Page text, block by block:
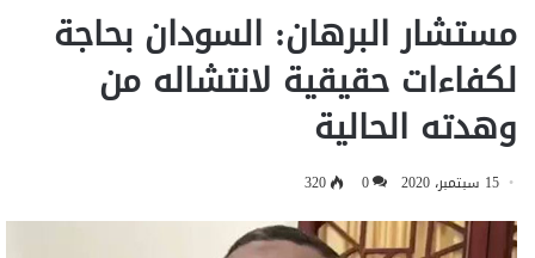
مستشار البرهان: السودان بحاجة
لكفاءات حقيقية لانتشاله من
وهدته الحالية
15 سبتمبر، 2020 0
320